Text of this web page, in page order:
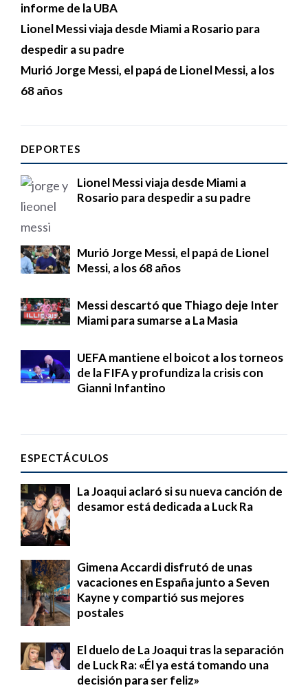
informe de la UBA
Lionel Messi viaja desde Miami a Rosario para
despedir a su padre
Murió Jorge Messi, el papá de Lionel Messi, a los
68 años
DEPORTES
Lionel Messi viaja desde Miami a
Rosario para despedir a su padre
Murió Jorge Messi, el papá de Lionel
Messi, a los 68 años
Messi descartó que Thiago deje Inter
Miami para sumarse a La Masia
UEFA mantiene el boicot a los torneos
de la FIFA y profundiza la crisis con
Gianni Infantino
ESPECTÁCULOS
La Joaqui aclaró si su nueva canción de
desamor está dedicada a Luck Ra
Gimena Accardi disfrutó de unas
vacaciones en España junto a Seven
Kayne y compartió sus mejores
postales
El duelo de La Joaqui tras la separación
de Luck Ra: «Él ya está tomando una
decisión para ser feliz»